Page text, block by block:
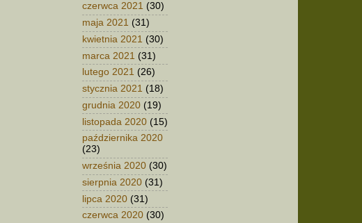
czerwca 2021 (30)
maja 2021 (31)
kwietnia 2021 (30)
marca 2021 (31)
lutego 2021 (26)
stycznia 2021 (18)
grudnia 2020 (19)
listopada 2020 (15)
października 2020
(23)
września 2020 (30)
sierpnia 2020 (31)
lipca 2020 (31)
czerwca 2020 (30)